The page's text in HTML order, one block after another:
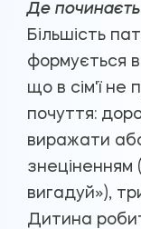
Де
Більшість
формується
що в сім'ї не
почуття:
виражати
знеціненням
вигадуй»),
Дитина